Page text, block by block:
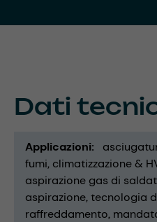
Dati
Applicazioni
fumi climatizzazione &
aspirazione gas di
aspirazione tecnologia
raffreddamento